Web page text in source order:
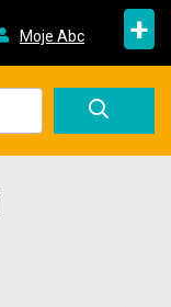
Moje Abc +